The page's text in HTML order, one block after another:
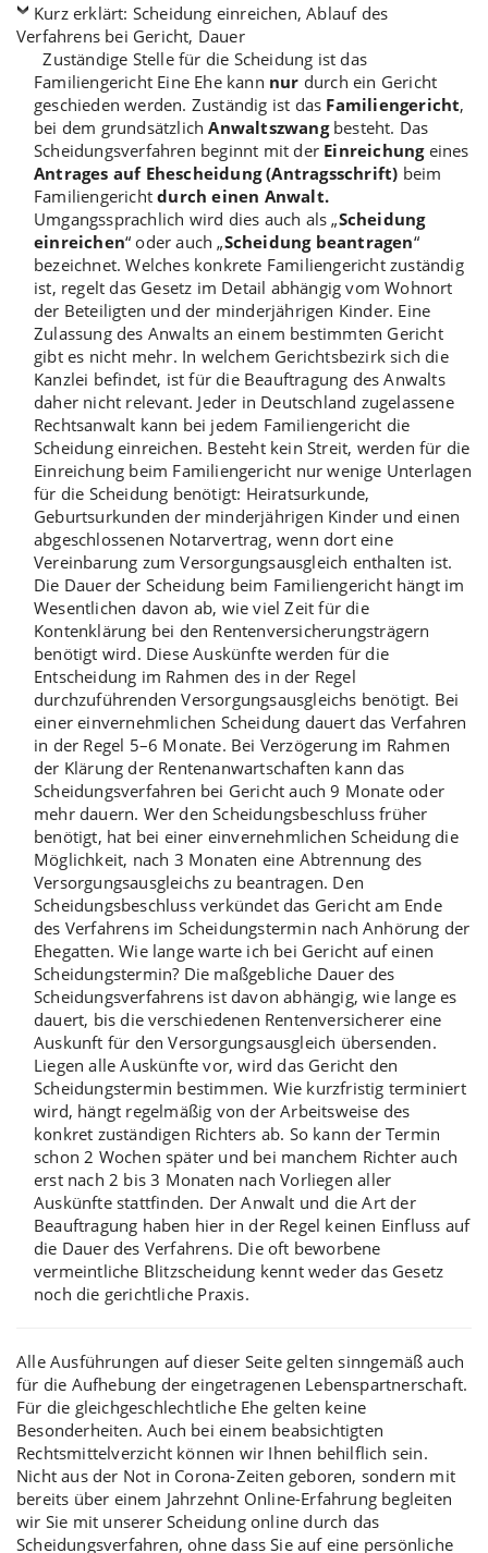
Kurz erklärt: Scheidung einreichen, Ablauf des
Verfahrens bei Gericht, Dauer
Zuständige Stelle für die Scheidung ist das
Familiengericht Eine Ehe kann nur durch ein Gericht
geschieden werden. Zuständig ist das Familiengericht,
bei dem grundsätzlichAnwaltszwangbesteht. Das
Scheidungsverfahren beginnt mit der Einreichungeines
Antrages auf Ehescheidung (Antragsschrift) beim
Familiengerichtdurch einen Anwalt.
Umgangssprachlich wird dies auch als „Scheidung
einreichen“ oder auch „Scheidung beantragen“
bezeichnet. Welches konkrete Familiengericht zuständig
ist, regelt das Gesetz im Detail abhängig vom Wohnort
der Beteiligten und der minderjährigen Kinder. Eine
Zulassung des Anwalts an einem bestimmten Gericht
gibt es nicht mehr. In welchem Gerichtsbezirk sich die
Kanzlei befindet, ist für die Beauftragung des Anwalts
daher nicht relevant. Jeder in Deutschland zugelassene
Rechtsanwalt kann bei jedem Familiengericht die
Scheidung einreichen. Besteht kein Streit, werden für die
Einreichung beim Familiengericht nur wenige Unterlagen
für die Scheidung benötigt: Heiratsurkunde,
Geburtsurkunden der minderjährigen Kinder und einen
abgeschlossenen Notarvertrag, wenn dort eine
Vereinbarung zum Versorgungsausgleich enthalten ist.
Die Dauer der Scheidung beim Familiengericht hängt im
Wesentlichen davon ab, wie viel Zeit für die
Kontenklärung bei den Rentenversicherungsträgern
benötigt wird. Diese Auskünfte werden für die
Entscheidung im Rahmen des in der Regel
durchzuführenden Versorgungsausgleichs benötigt. Bei
einer einvernehmlichen Scheidung dauert das Verfahren
in der Regel 5–6 Monate. Bei Verzögerung im Rahmen
der Klärung der Rentenanwartschaften kann das
Scheidungsverfahren bei Gericht auch 9 Monate oder
mehr dauern. Wer denScheidungsbeschluss früher
benötigt, hat bei einer einvernehmlichen Scheidung die
Möglichkeit, nach 3 Monaten eine Abtrennung des
Versorgungsausgleichs zu beantragen. Den
Scheidungsbeschluss verkündet das Gericht am Ende
des Verfahrens im Scheidungstermin nach Anhörung der
Ehegatten. Wie lange warte ich bei Gericht auf einen
Scheidungstermin? Die maßgebliche Dauer des
Scheidungsverfahrens ist davon abhängig, wie lange es
dauert, bis die verschiedenen Rentenversicherer eine
Auskunft für den Versorgungsausgleich übersenden.
Liegen alle Auskünfte vor, wird das Gericht den
Scheidungstermin bestimmen. Wie kurzfristig terminiert
wird, hängt regelmäßig von der Arbeitsweise des
konkret zuständigen Richters ab. So kann der Termin
schon 2 Wochen später und bei manchem Richter auch
erst nach 2 bis 3 Monaten nach Vorliegen aller
Auskünfte stattfinden. Der Anwalt und die Art der
Beauftragung haben hier in der Regel keinen Einfluss auf
die Dauer des Verfahrens. Die oft beworbene
vermeintliche Blitzscheidung kennt weder das Gesetz
noch die gerichtliche Praxis.
Alle Ausführungen auf dieser Seite gelten sinngemäß auch
für die Aufhebung der eingetragenen Lebenspartnerschaft.
Für die gleichgeschlechtliche Ehe gelten keine
Besonderheiten. Auch bei einem beabsichtigten
Rechtsmittelverzicht können wir Ihnen behilflich sein.
Nicht aus der Not in Corona-Zeiten geboren, sondern mit
bereits über einem Jahrzehnt Online-Erfahrung begleiten
wir Sie mit unserer Scheidung online durch das
Scheidungsverfahren, ohne dass Sie auf eine persönliche